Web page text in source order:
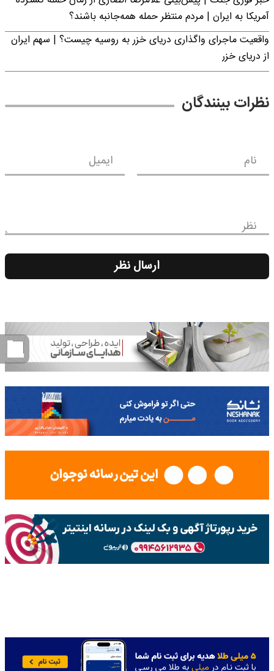
آمریکا به ایران | مردم منتظر حمله همه‌جانبه باشند؟
واقعیت ماجرای واگذاری دریای خزر به روسیه چیست؟ | سهم ایران
از دریای خزر
نظرات بینندگان
نام ایمیل
نظر
ارسال نظر